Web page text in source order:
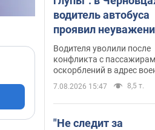
водитель автобуса
проявил
украинским
поплатился за это.
Видео
Водителя уволили после
конфликта с
оскорблений в адрес
7.08.2026 15:47 8,5 т.
"Не следит за